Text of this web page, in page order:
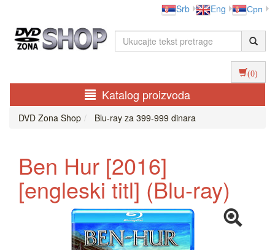
Srb Eng Срп
(0)
Katalog proizvoda
DVD Zona Shop Blu-ray za 399-999 dinara
Ben Hur [2016]
[engleski titl] (Blu-ray)